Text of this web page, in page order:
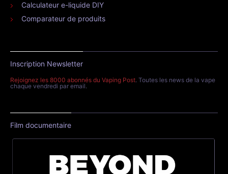
Calculateur e-liquide DIY
Comparateur de produits
Inscription Newsletter
Rejoignez les 8000 abonnés du Vaping Post. Toutes les news de la vape
chaque vendredi par email.
Film documentaire